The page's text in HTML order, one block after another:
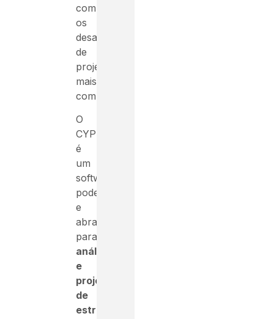
com
os
desafios
de
projeto
mais
complexos.
O
CYPECAD
é
um
software
poderoso
e
abrangente
para
análise
e
projeto
de
estruturas